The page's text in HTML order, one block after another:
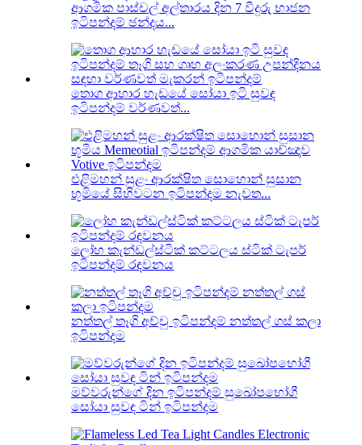
ආගමික පාස්චල් අල්තාරය දින 7 වීදුරු භාජන
ඉටිපන්දම් ඡන්දය...
තොග ආහාර හැඩයේ සෝයා ඉටි සුවඳ
ඉටිපන්දම් වර්ණවත්...
එළිමහන් සුළං ආරක්ෂිත සොහොන් සුසාන
භූමියේ සිහිවටන ඉටිපන්දම නැවත...
ලෝහ කැන්ඩල්ස්ටික් කට්ටලය ස්ටික් ටැපර්
ඉටිපන්දම් රඳවනය
නත්තල් තෑගි අච්චු ඉටිපන්දම් නත්තල් ගස් කලා
ඉටිපන්දම
මව්වරුන්ගේ දින ඉටිපන්දම් සුඛෝපභෝගී
සෝයා සුවඳ ටින් ඉටිපන්දම